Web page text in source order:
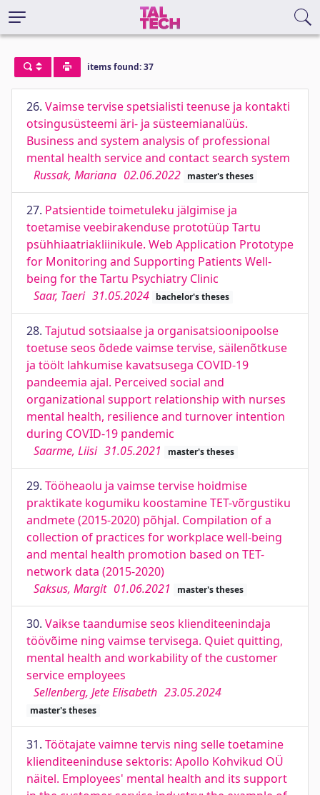
items found: 37
26. Vaimse tervise spetsialisti teenuse ja kontakti
otsingusüsteemi äri- ja süsteemianalüüs.
Business and system analysis of professional
mental health service and contact search system
Russak, Mariana 02.06.2022 master's theses
27. Patsientide toimetuleku jälgimise ja
toetamise veebirakenduse prototüüp Tartu
psühhiaatriakliinikule. Web Application Prototype
for Monitoring and Supporting Patients Well-
being for the Tartu Psychiatry Clinic
Saar, Taeri 31.05.2024 bachelor's theses
28. Tajutud sotsiaalse ja organisatsioonipoolse
toetuse seos õdede vaimse tervise, säilenõtkuse
ja töölt lahkumise kavatsusega COVID-19
pandeemia ajal. Perceived social and
organizational support relationship with nurses
mental health, resilience and turnover intention
during COVID-19 pandemic
Saarme, Liisi 31.05.2021 master's theses
29. Tööheaolu ja vaimse tervise hoidmise
praktikate kogumiku koostamine TET-võrgustiku
andmete (2015-2020) põhjal. Compilation of a
collection of practices for workplace well-being
and mental health promotion based on TET-
network data (2015-2020)
Saksus, Margit 01.06.2021 master's theses
30. Vaikse taandumise seos klienditeenindaja
töövõime ning vaimse tervisega. Quiet quitting,
mental health and workability of the customer
service employees
Sellenberg, Jete Elisabeth 23.05.2024
master's theses
31. Töötajate vaimne tervis ning selle toetamine
klienditeeninduse sektoris: Apollo Kohvikud OÜ
näitel. Employees' mental health and its support